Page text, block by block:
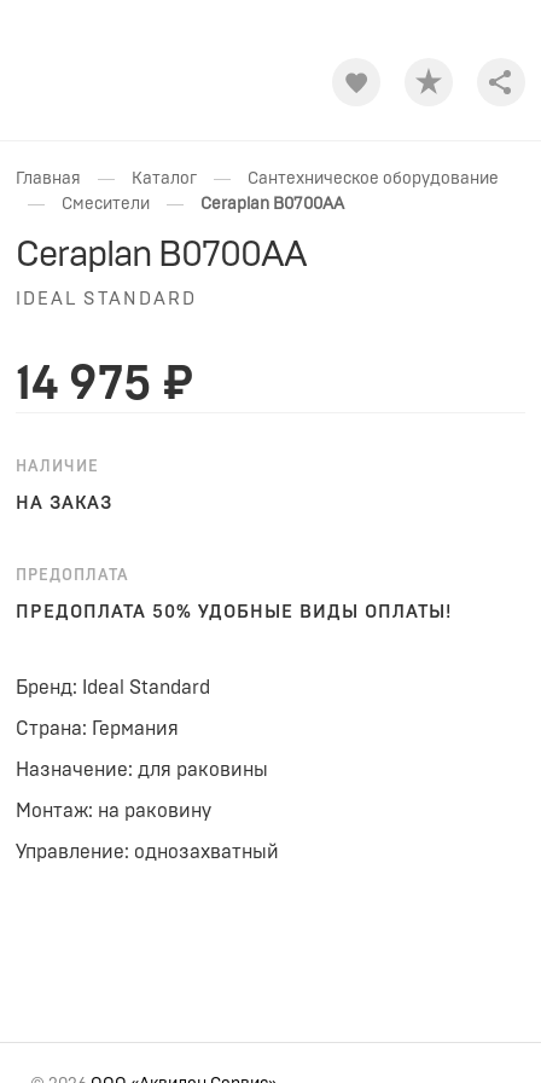
Главная — Каталог — Сантехническое оборудование
— Смесители — Ceraplan B0700AA
Ceraplan B0700AA
IDEAL STANDARD
14 975 ₽
НАЛИЧИЕ
НА ЗАКАЗ
ПРЕДОПЛАТА
ПРЕДОПЛАТА 50% УДОБНЫЕ ВИДЫ ОПЛАТЫ!
Бренд: Ideal Standard
Страна: Германия
Назначение: для раковины
Монтаж: на раковину
Управление: однозахватный